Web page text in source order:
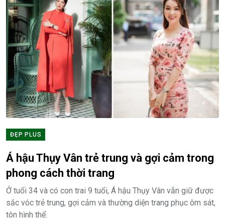
ĐẸP PLUS
Á hậu Thụy Vân trẻ trung và gợi cảm trong
phong cách thời trang
Ở tuổi 34 và có con trai 9 tuổi, Á hậu Thụy Vân vẫn giữ được
sắc vóc trẻ trung, gợi cảm và thường diện trang phục ôm sát,
tôn hình thể.